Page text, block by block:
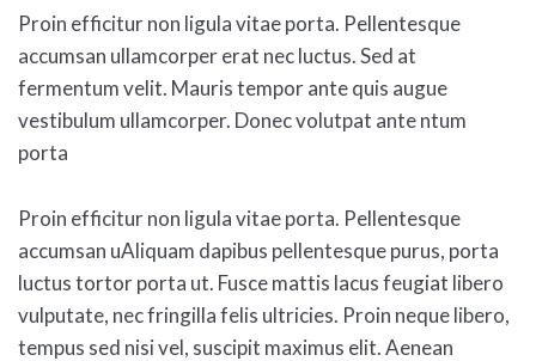
Proin efficitur non ligula vitae porta. Pellentesque
accumsan ullamcorper erat nec luctus. Sed at
fermentum velit. Mauris tempor ante quis augue
vestibulum ullamcorper. Donec volutpat ante ntum
porta
Proin efficitur non ligula vitae porta. Pellentesque
accumsan uAliquam dapibus pellentesque purus, porta
luctus tortor porta ut. Fusce mattis lacus feugiat libero
vulputate, nec fringilla felis ultricies. Proin neque libero,
tempus sed nisi vel, suscipit maximus elit. Aenean